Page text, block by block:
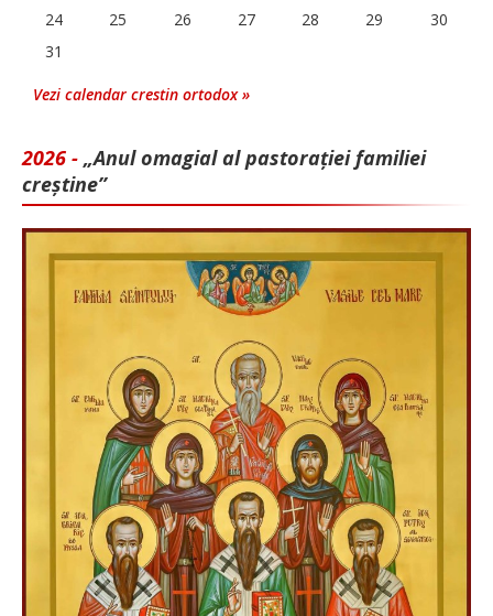
24
25 26 27 28 29
30
31
Vezi calendar crestin ortodox »
2026 - „Anul omagial al pastorației familiei
creștine”